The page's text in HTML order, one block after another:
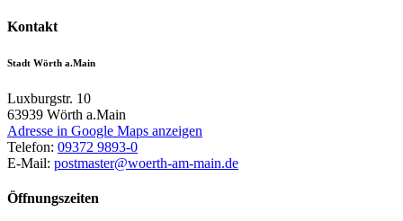
Kontakt
Stadt Wörth a.Main
Luxburgstr. 10
63939 Wörth a.Main
Adresse in Google Maps anzeigen
Telefon: 09372 9893-0
E-Mail: postmaster@woerth-am-main.de
Öffnungszeiten